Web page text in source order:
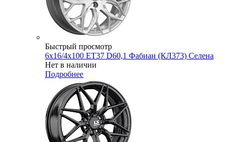
Быстрый просмотр
6x16/4x100 ET37 D60,1 Фабиан (КЛ373) Селена
Нет в наличии
Подробнее